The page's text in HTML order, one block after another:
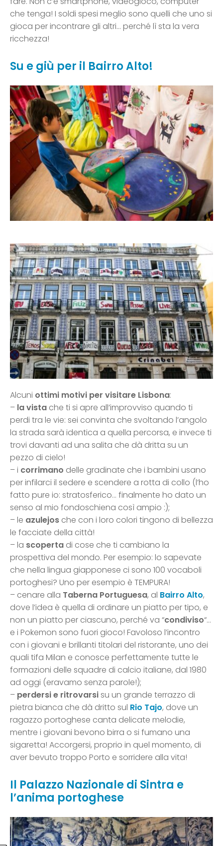
che tenga! I soldi spesi meglio sono quelli che uno si
gioca per incontrare gli altri… perché lì sta la vera
ricchezza!
Su e giù per il Bairro Alto!
Alcuni ottimi motivi per visitare Lisbona:
– la vista che ti si apre all’improvviso quando ti
perdi tra le vie: sei convinta che svoltando l’angolo
la strada sarà identica a quella percorsa, e invece ti
trovi davanti ad una salita che dà dritta su un
pezzo di cielo!
– i corrimano delle gradinate che i bambini usano
per infilarci il sedere e scendere a rotta di collo (l’ho
fatto pure io: stratosferico… finalmente ho dato un
senso al mio fondoschiena così ampio :);
– le azulejos che con i loro colori tingono di bellezza
le facciate della città!
– la scoperta di cose che ti cambiano la
prospettiva del mondo. Per esempio: lo sapevate
che nella lingua giapponese ci sono 100 vocaboli
portoghesi? Uno per esempio è TEMPURA!
– cenare alla Taberna Portuguesa, al Bairro Alto,
dove l’idea è quella di ordinare un piatto per tipo, e
non un piatto per ciascuno, perché va “condiviso“…
e i Pokemon sono fuori gioco! Favoloso l’incontro
con i giovani e brillanti titolari del ristorante, uno dei
quali tifa Milan e conosce perfettamente tutte le
formazioni delle squadre di calcio italiane, dal 1980
ad oggi (eravamo senza parole!);
– perdersi e ritrovarsisu un grande terrazzo di
pietra bianca che dà dritto sul Rio Tajo, dove un
ragazzo portoghese canta delicate melodie,
mentre i giovani bevono birra o si fumano una
sigaretta! Accorgersi, proprio in quel momento, di
aver bevuto troppo Porto e sorridere alla vita!
Il Palazzo Nazionale di Sintra e
l’anima portoghese